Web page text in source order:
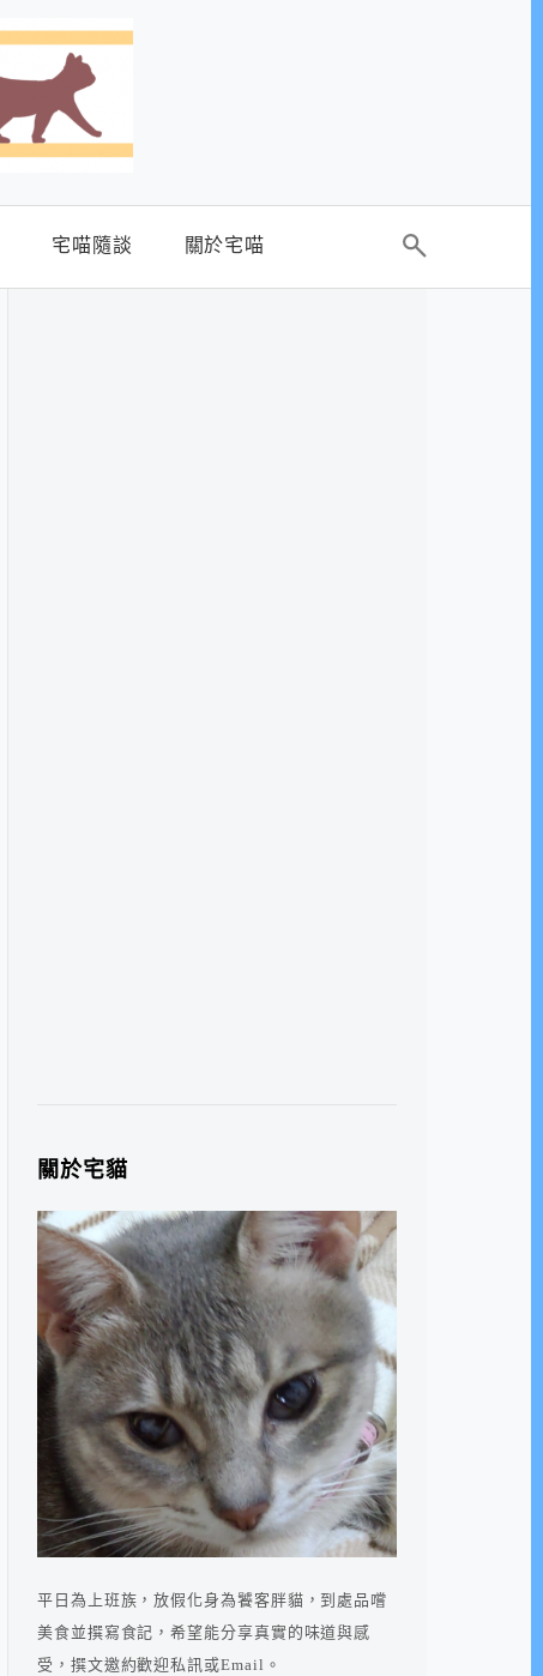
宅喵隨談 關於宅喵
關於宅貓
平日為上班族，放假化身為饕客胖貓，到處品嚐
美食並撰寫食記，希望能分享真實的味道與感
受，撰文邀約歡迎私訊或Email。